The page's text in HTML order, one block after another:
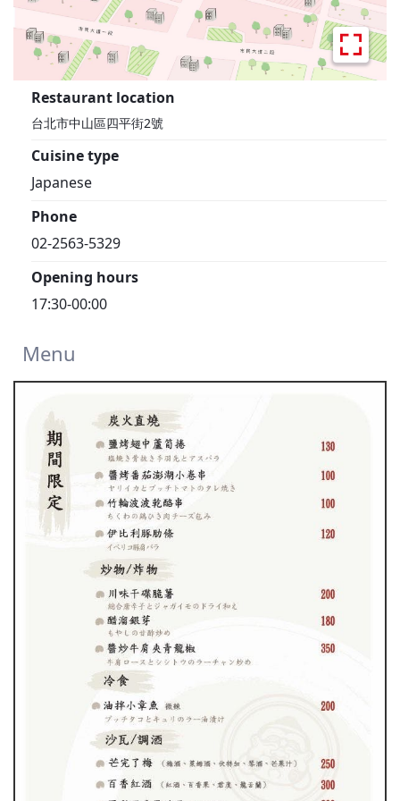
Restaurant location
台北市中山區四平街2號
Cuisine type
Japanese
Phone
02-2563-5329
Opening hours
17:30-00:00
Menu